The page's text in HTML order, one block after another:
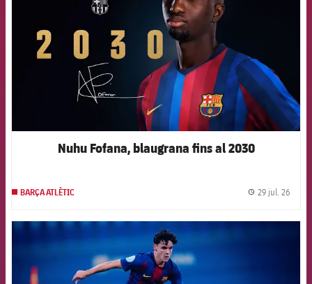
Nuhu Fofana, blaugrana fins al 2030
BARÇA ATLÈTIC 29 jul. 26
FCB Barcelona badge